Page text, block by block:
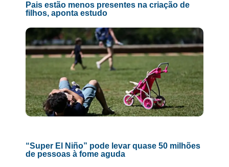
Pais estão menos presentes na criação de
filhos, aponta estudo
“Super El Niño” pode levar quase 50 milhões
de pessoas à fome aguda